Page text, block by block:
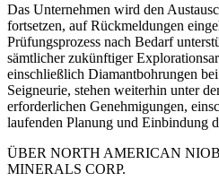
Das Unternehmen wird den
fortsetzen, auf Rückmeldungen
Prüfungsprozess nach Bedarf
sämtlicher zukünftiger
einschließlich Diamantbohrungen
Seigneurie, stehen weiterhin unter
erforderlichen Genehmigungen,
laufenden Planung und Einbindung
ÜBER NORTH AMERICAN
MINERALS CORP.